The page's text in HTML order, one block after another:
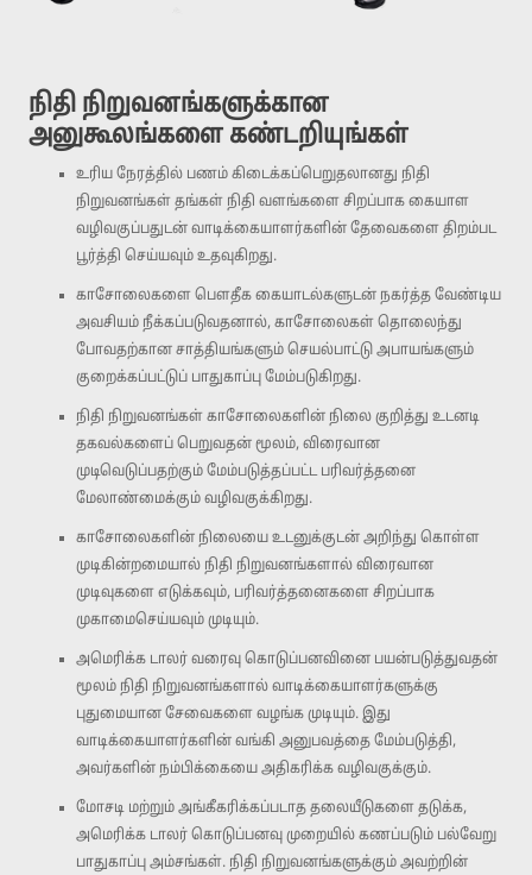
நிதி நிறுவனங்களுக்கான
அனுகூலங்களை கண்டறியுங்கள்
உரிய நேரத்தில் பணம் கிடைக்கப்பெறுதலானது நிதி
நிறுவனங்கள் தங்கள் நிதி வளங்களை சிறப்பாக கையாள
வழிவகுப்பதுடன் வாடிக்கையாளர்களின் தேவைகளை திறம்பட
பூர்த்தி செய்யவும் உதவுகிறது.
காசோலைகளை பௌதீக கையாடல்களுடன் நகர்த்த வேண்டிய
அவசியம் நீக்கப்படுவதனால், காசோலைகள் தொலைந்து
போவதற்கான சாத்தியங்களும் செயல்பாட்டு அபாயங்களும்
குறைக்கப்பட்டுப் பாதுகாப்பு மேம்படுகிறது.
நிதி நிறுவனங்கள் காசோலைகளின் நிலை குறித்து உடனடி
தகவல்களைப் பெறுவதன் மூலம், விரைவான
முடிவெடுப்பதற்கும் மேம்படுத்தப்பட்ட பரிவர்த்தனை
மேலாண்மைக்கும் வழிவகுக்கிறது.
காசோலைகளின் நிலையை உடனுக்குடன் அறிந்து கொள்ள
முடிகின்றமையால் நிதி நிறுவனங்களால் விரைவான
முடிவுகளை எடுக்கவும், பரிவர்த்தனைகளை சிறப்பாக
முகாமைசெய்யவும் முடியும்.
அமெரிக்க டாலர் வரைவு கொடுப்பனவினை பயன்படுத்துவதன்
மூலம் நிதி நிறுவனங்களால் வாடிக்கையாளர்களுக்கு
புதுமையான சேவைகளை வழங்க முடியும். இது
வாடிக்கையாளர்களின் வங்கி அனுபவத்தை மேம்படுத்தி,
அவர்களின் நம்பிக்கையை அதிகரிக்க வழிவகுக்கும்.
மோசடி மற்றும் அங்கீகரிக்கப்படாத தலையீடுகளை தடுக்க,
அமெரிக்க டாலர் கொடுப்பனவு முறையில் கணப்படும் பல்வேறு
பாதுகாப்பு அம்சங்கள். நிதி நிறுவனங்களுக்கும் அவற்றின்